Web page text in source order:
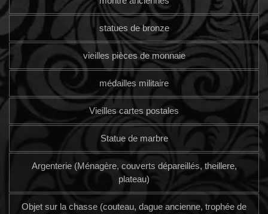
statues de bronze
vieilles pièces de monnaie
médailles militaire
Vieilles cartes postales
Statue de marbre
Argenterie (Ménagère, couverts dépareillés, theillere,
plateau)
Objet sur la chasse (couteau, dague ancienne, trophée de